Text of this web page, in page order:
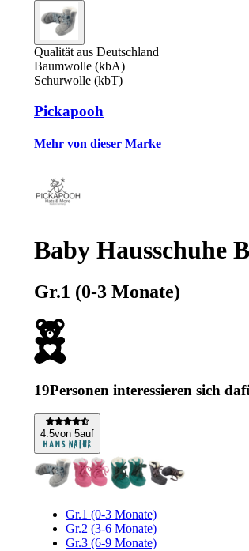
Qualität aus Deutschland
Baumwolle (kbA)
Schurwolle (kbT)
Pickapooh
Mehr von dieser Marke
Baby Hausschuhe
Gr.1 (0-3 Monate)
19Personen interessieren sich
4.5von 5auf
Gr.1 (0-3 Monate)
Gr.2 (3-6 Monate)
Gr.3 (6-9 Monate)